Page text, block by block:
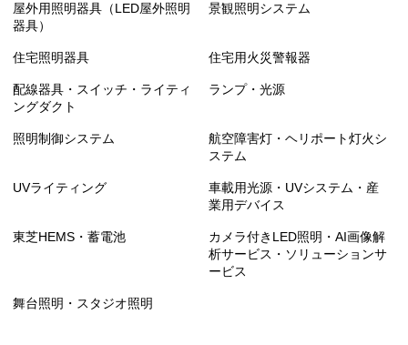
屋外用照明器具（LED屋外照明
器具）
景観照明システム
住宅照明器具 住宅用火災警報器
配線器具・スイッチ・ライティ
ングダクト
ランプ・光源
照明制御システム
航空障害灯・ヘリポート灯火シ
ステム
UVライティング
車載用光源・UVシステム・産
業用デバイス
東芝HEMS・蓄電池
カメラ付きLED照明・AI画像解
析サービス・ソリューションサ
ービス
舞台照明・スタジオ照明